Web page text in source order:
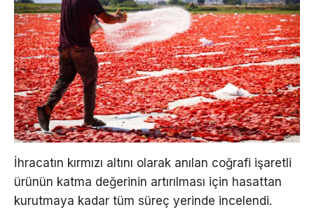
İhracatın kırmızı altını olarak anılan coğrafi işaretli
ürünün katma değerinin artırılması için hasattan
kurutmaya kadar tüm süreç yerinde incelendi.